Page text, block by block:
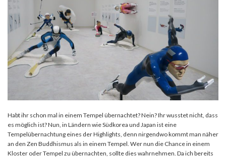
Habt ihr schon mal in einem Tempel übernachtet? Nein? Ihr wusstet nicht, dass
es möglich ist? Nun, in Ländern wie Südkorea und Japan ist eine
Tempelübernachtung eines der Highlights, denn nirgendwo kommt man näher
an den Zen Buddhismus als in einem Tempel. Wer nun die Chance in einem
Kloster oder Tempel zu übernachten, sollte dies wahrnehmen. Da ich bereits